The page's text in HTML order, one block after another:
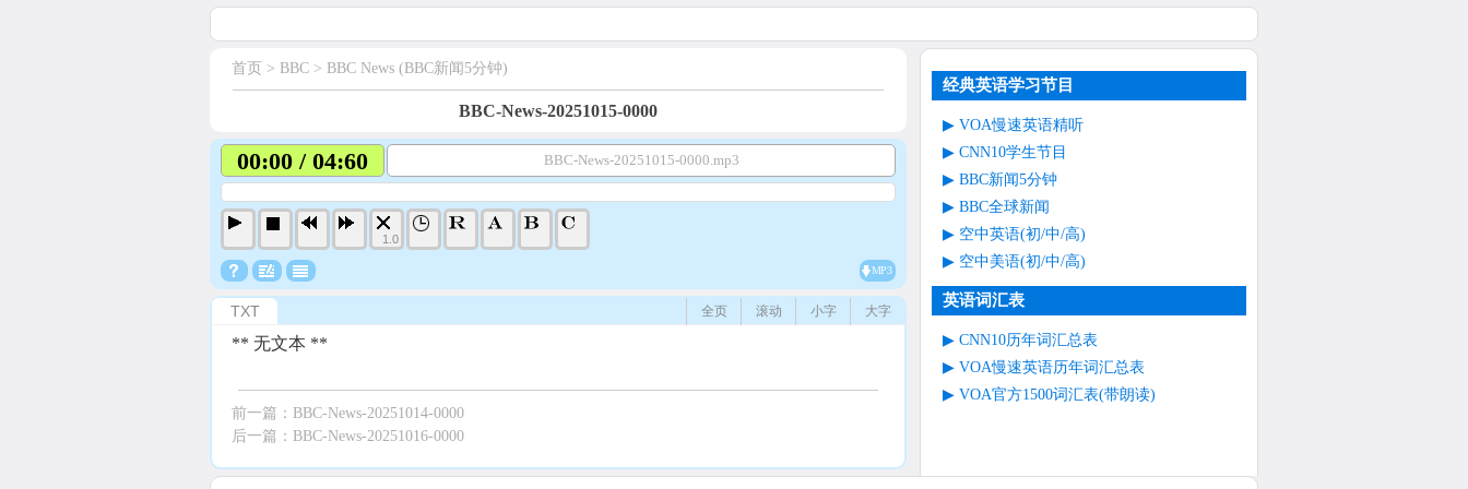
首页 > BBC > BBC News (BBC新闻5分钟)
BBC-News-20251015-0000
00:00 / 04:60 BBC-News-20251015-0000.mp3
1.0
MP3
TXT 大字
小字
滚动
全页
** 无文本 **
前一篇： BBC-News-20251014-0000
后一篇： BBC-News-20251016-0000
经典英语学习节目
VOA慢速英语精听
CNN10学生节目
BBC新闻5分钟
BBC全球新闻
空中英语(初/中/高)
空中美语(初/中/高)
英语词汇表
CNN10历年词汇总表
VOA慢速英语历年词汇总表
VOA官方1500词汇表(带朗读)